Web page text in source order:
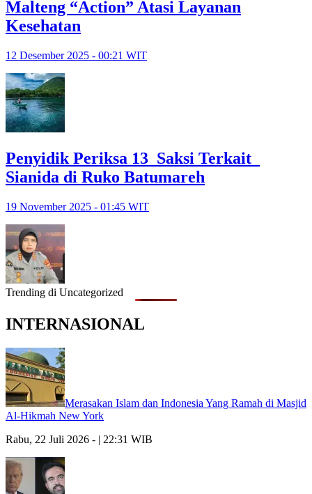
Malteng “Action” Atasi Layanan
Kesehatan
12 Desember 2025 - 00:21 WIT
Penyidik Periksa 13 Saksi Terkait
Sianida di Ruko Batumareh
19 November 2025 - 01:45 WIT
Trending di Uncategorized
INTERNASIONAL
Merasakan Islam dan Indonesia Yang Ramah di Masjid
Al-Hikmah New York
Rabu, 22 Juli 2026 - | 22:31 WIB